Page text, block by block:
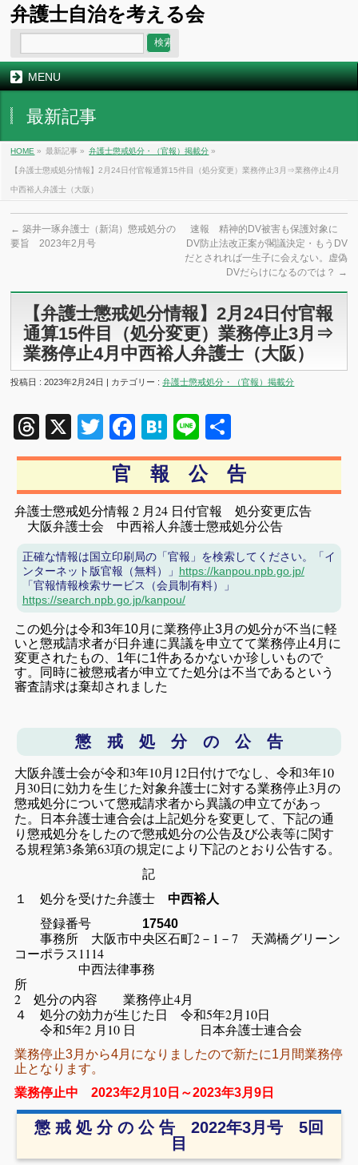
弁護士自治を考える会
MENU
最新記事
HOME » 最新記事 » 弁護士懲戒処分・（官報）掲載分 »
【弁護士懲戒処分情報】2月24日付官報通算15件目（処分変更）業務停止3月⇒業務停止4月
中西裕人弁護士（大阪）
← 築井一琢弁護士（新潟）懲戒処分の
要旨 2023年2月号
速報 精神的DV被害も保護対象に
DV防止法改正案が閣議決定・もうDV
だとされれば一生子に会えない。虚偽
DVだらけになるのでは？ →
【弁護士懲戒処分情報】2月24日付官報
通算15件目（処分変更）業務停止3月⇒
業務停止4月中西裕人弁護士（大阪）
投稿日 : 2023年2月24日 | カテゴリー :弁護士懲戒処分・（官報）掲載分
Threads
X TwitterFacebook
Hatena
Line
有
官 報 公 告
弁護士懲戒処分情報 2 月24 日付官報 処分変更広告
大阪弁護士会 中西裕人弁護士懲戒処分公告
正確な情報は国立印刷局の「官報」を検索してください。「イ
ンターネット版官報（無料）」 https://kanpou.npb.go.jp/
「官報情報検索サービス（会員制有料）」
https://search.npb.go.jp/kanpou/
この処分は令和3年10月に業務停止3月の処分が不当に軽
いと懲戒請求者が日弁連に異議を申立てて業務停止4月に
変更されたもの、1年に1件あるかないか珍しいもので
す。同時に被懲戒者が申立てた処分は不当であるという
審査請求は棄却されました
懲 戒 処 分 の 公 告
大阪弁護士会が令和3年10月12日付けでなし、令和3年10
月30日に効力を生じた対象弁護士に対する業務停止3月の
懲戒処分について懲戒請求者から異議の申立てがあっ
た。日本弁護士連合会は上記処分を変更して、下記の通
り懲戒処分をしたので懲戒処分の公告及び公表等に関す
る規程第3条第63項の規定により下記のとおり公告する。
記
１ 処分を受けた弁護士中西裕人
登録番号 17540
事務所 大阪市中央区石町2－1－7 天満橋グリーン
コーポラス1114
中西法律事務
所
2 処分の内容 業務停止4月
４ 処分の効力が生じた日 令和5年2月10日
令和5年2 月10 日 日本弁護士連合会
業務停止3月から4月になりましたので新たに1月間業務停
止となります。
業務停止中 2023年2月10日～2023年3月9日
懲 戒 処 分 の 公 告 2022年3月号 5回
目